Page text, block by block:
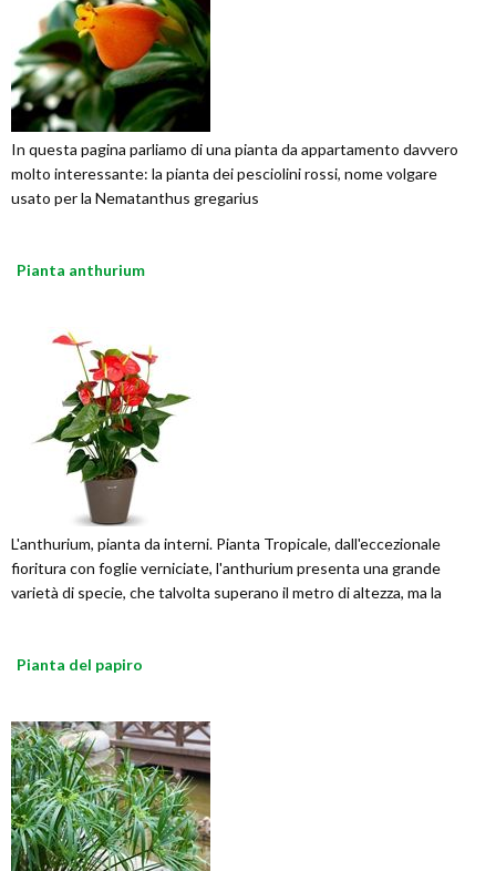
In questa pagina parliamo di una pianta da appartamento davvero
molto interessante: la pianta dei pesciolini rossi, nome volgare
usato per la Nematanthus gregarius
Pianta anthurium
L'anthurium, pianta da interni. Pianta Tropicale, dall'eccezionale
fioritura con foglie verniciate, l'anthurium presenta una grande
varietà di specie, che talvolta superano il metro di altezza, ma la
Pianta del papiro